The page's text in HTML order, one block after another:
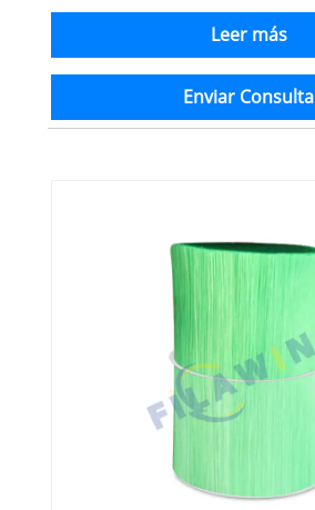
Leer más
Enviar Consulta